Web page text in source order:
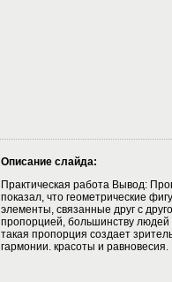
Описание слайда:
Практическая работа Вывод:
показал, что геометрические
элементы, связанные друг с
пропорцией, большинству людей
такая пропорция создает
гармонии. красоты и равновесия.